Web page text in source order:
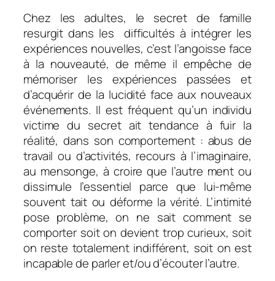
Chez les adultes, le secret de famille
resurgit dans les difficultés à intégrer les
expériences nouvelles, c’est l’angoisse face
à la nouveauté, de même il empêche de
mémoriser les expériences passées et
d’acquérir de la lucidité face aux nouveaux
événements. Il est fréquent qu’un individu
victime du secret ait tendance à fuir la
réalité, dans son comportement : abus de
travail ou d’activités, recours à l’imaginaire,
au mensonge, à croire que l’autre ment ou
dissimule l’essentiel parce que lui-même
souvent tait ou déforme la vérité. L’intimité
pose problème, on ne sait comment se
comporter soit on devient trop curieux, soit
on reste totalement indifférent, soit on est
incapable de parler et/ou d’écouter l’autre.